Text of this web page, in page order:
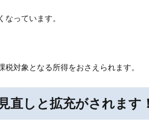
っています。
対象となる所得をおさえられます。
直しと拡充がされます